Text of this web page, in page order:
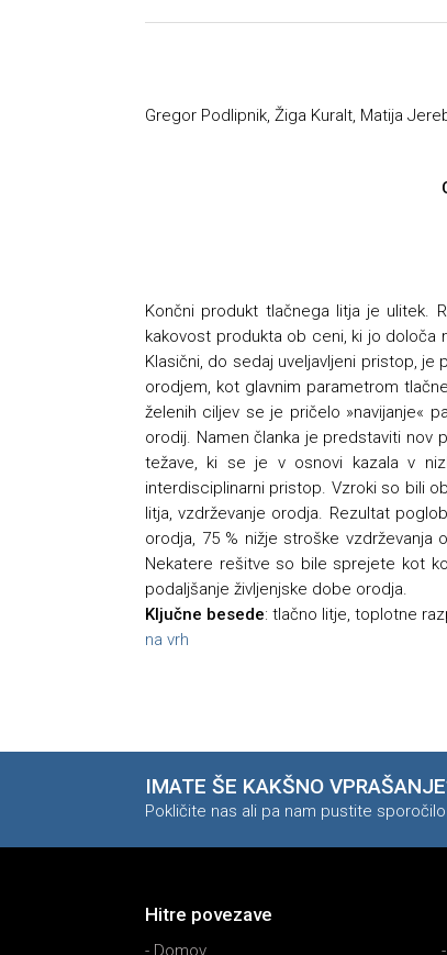
Gregor Podlipnik, Žiga Kuralt, Matija
Končni produkt tlačnega litja je ulitek.
kakovost produkta ob ceni, ki jo določa
Klasični, do sedaj uveljavljeni pristop,
orodjem, kot glavnim parametrom
želenih ciljev se je pričelo »navijanje«
orodij. Namen članka je predstaviti nov
težave, ki se je v osnovi kazala v
interdisciplinarni pristop. Vzroki so bili
litja, vzdrževanje orodja. Rezultat
orodja, 75 % nižje stroške vzdrževanja
Nekatere rešitve so bile sprejete kot
podaljšanje življenjske dobe orodja.
Ključne besede: tlačno litje, toplotne
na vrh
IMATE ŠE KAKŠNO
Pokličite nas ali pa nam pustite
Hitre povezave
- Domov -